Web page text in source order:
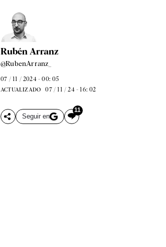
Rubén Arranz
@RubenArranz_
07 / 11 / 2024 - 00: 05
ACTUALIZADO 07 / 11 / 24 - 16: 02
Seguir en
11